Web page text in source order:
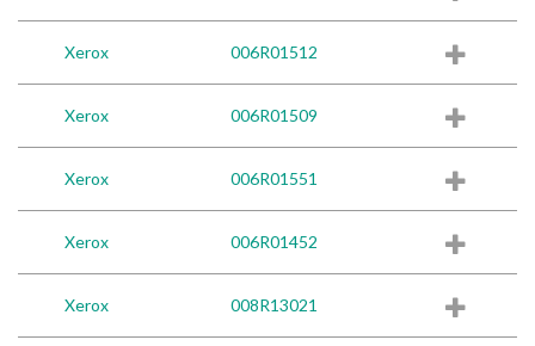
Xerox 006R01512
Xerox 006R01509
Xerox 006R01551
Xerox 006R01452
Xerox 008R13021